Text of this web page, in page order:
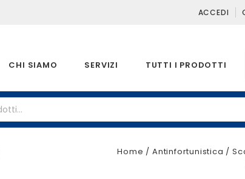
ACCEDI
CHI SIAMO SERVIZI TUTTI I PRODOTTI
Home / Antinfortunistica /